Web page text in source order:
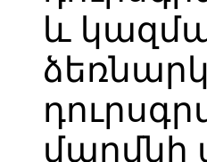
և
մարմնի